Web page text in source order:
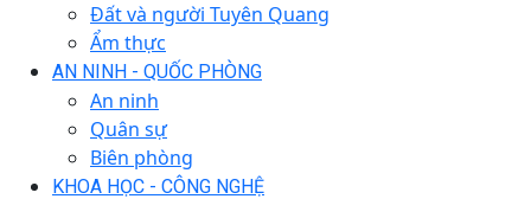
Đất và người Tuyên Quang
Ẩm thực
AN NINH - QUỐC PHÒNG
An ninh
Quân sự
Biên phòng
KHOA HỌC - CÔNG NGHỆ